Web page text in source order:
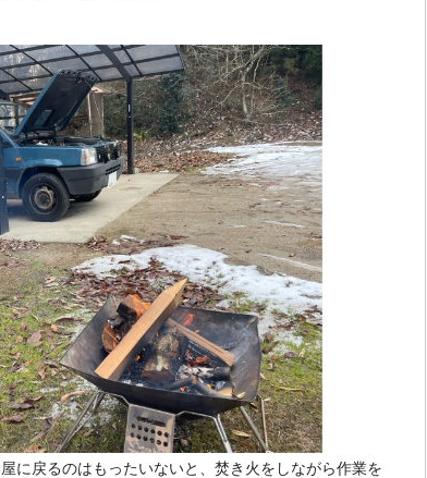
に戻るのはもったいないと、焚き火をしながら作業を